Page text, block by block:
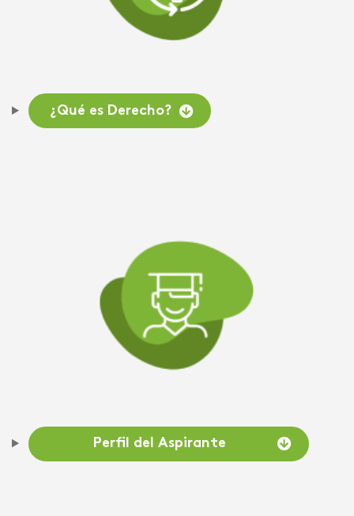
¿Qué es Derecho?
Perfil del Aspirante